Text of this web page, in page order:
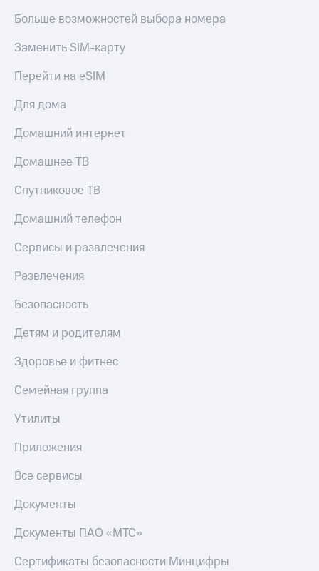
Больше возможностей выбора номера
Заменить SIM-карту
Перейти на eSIM
Для дома
Домашний интернет
Домашнее ТВ
Спутниковое ТВ
Домашний телефон
Сервисы и развлечения
Развлечения
Безопасность
Детям и родителям
Здоровье и фитнес
Семейная группа
Утилиты
Приложения
Все сервисы
Документы
Документы ПАО «МТС»
Сертификаты безопасности Минцифры